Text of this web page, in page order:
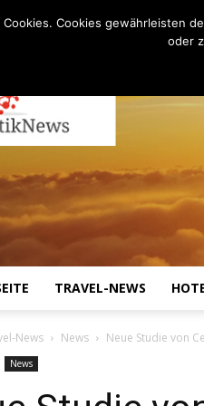
TRAVEL-NEWS
News News Neue Studie von
News
Cookies gewährleisten
oder